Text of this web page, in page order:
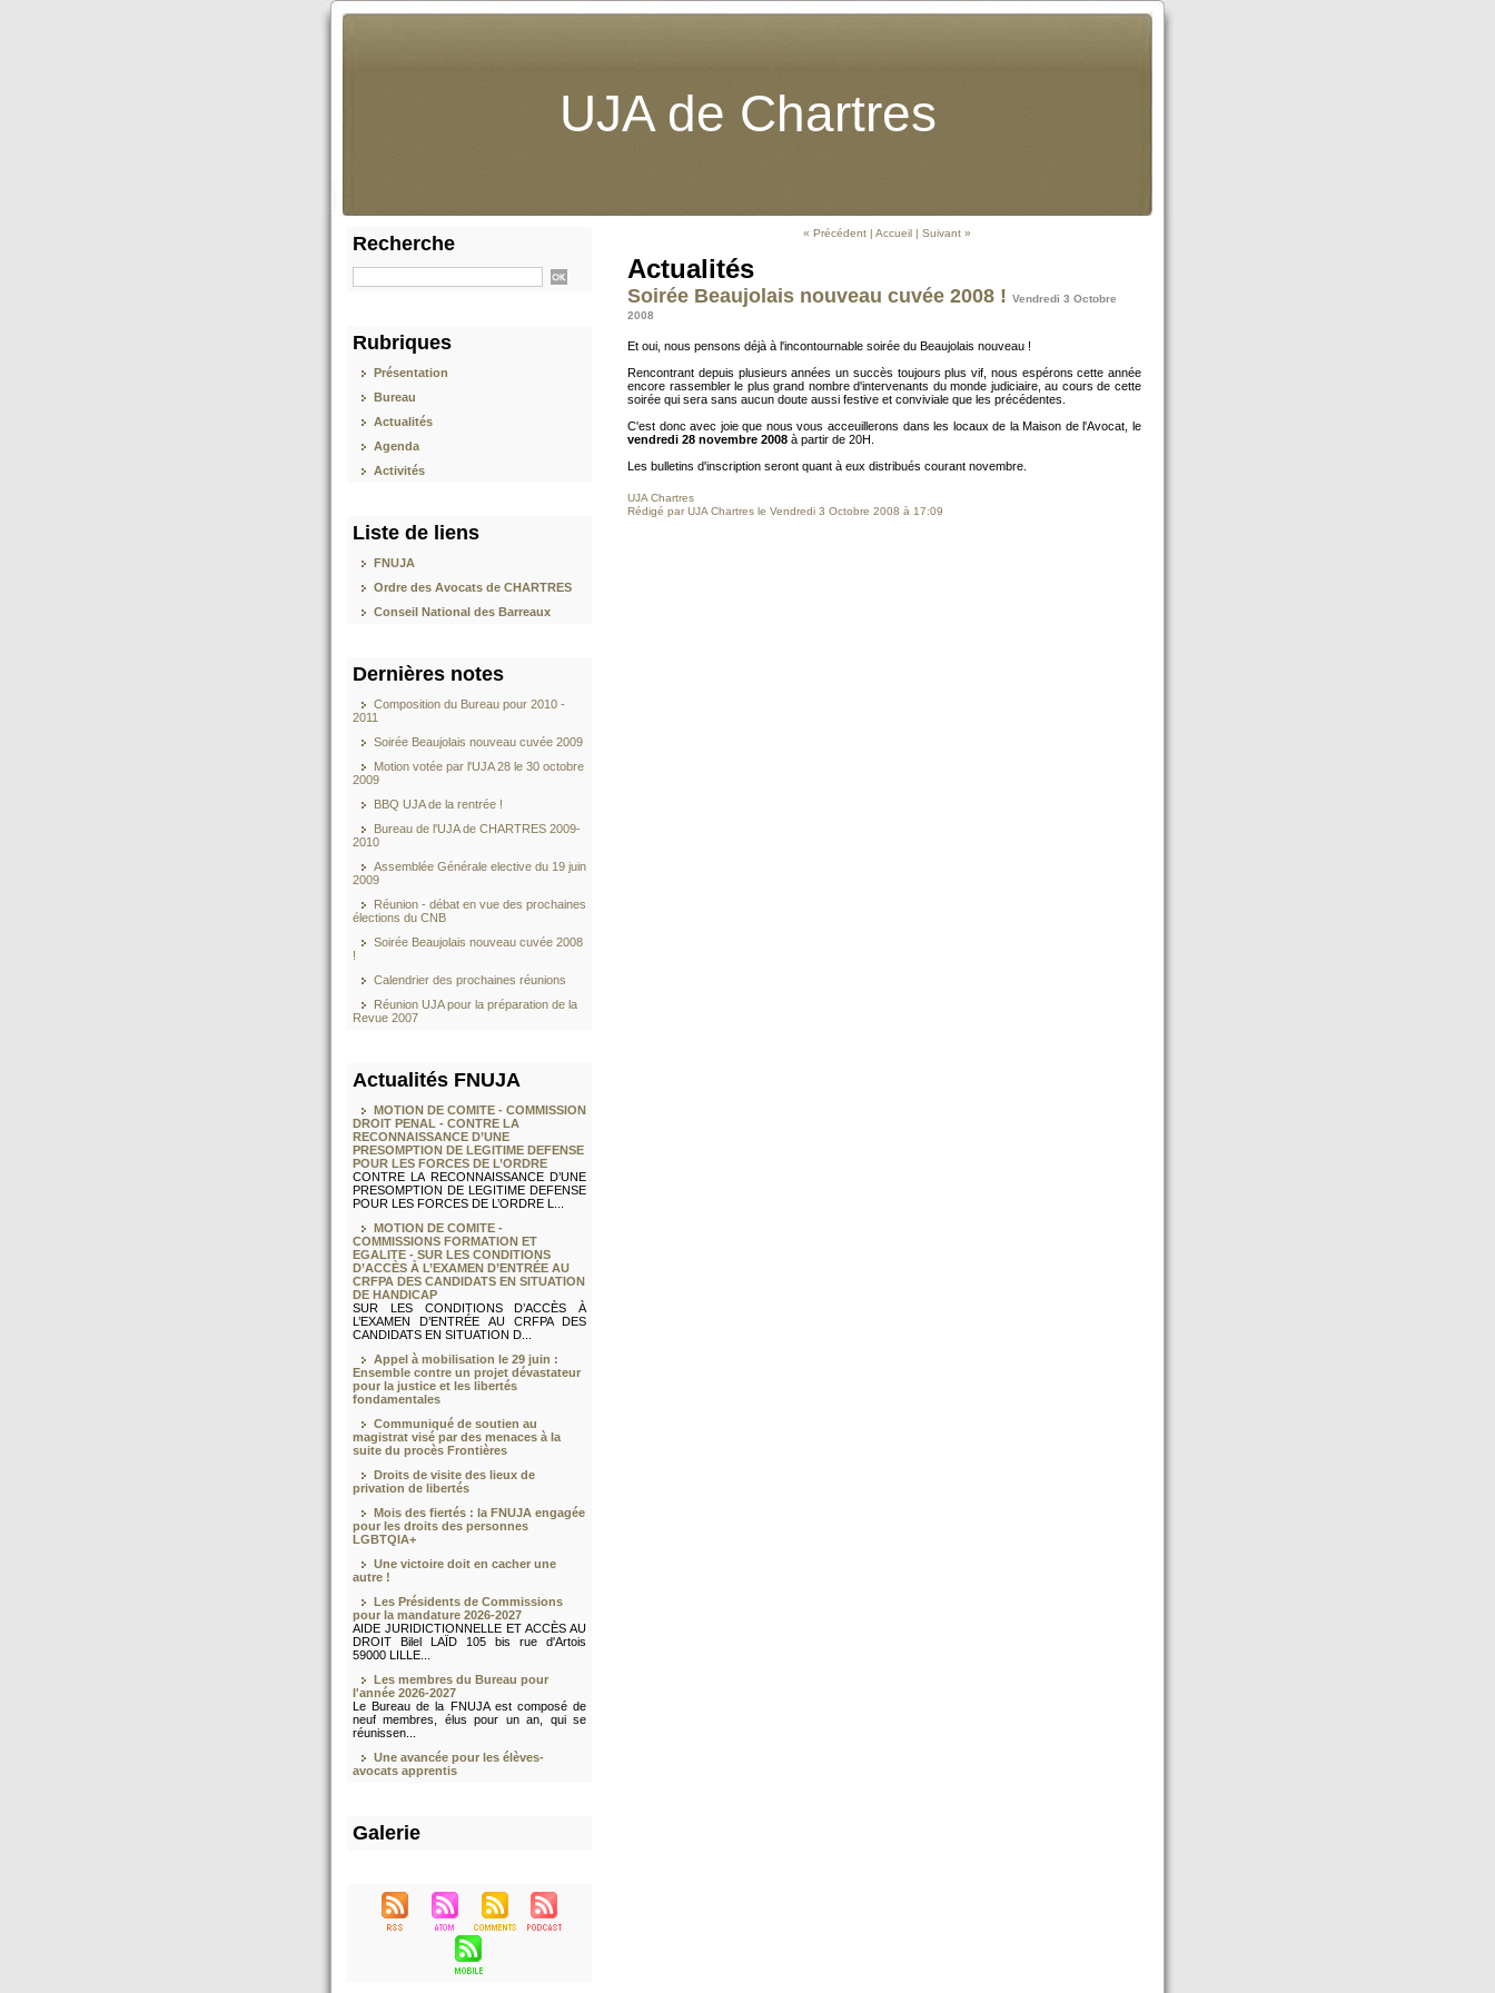
UJA de Chartres
Recherche
Rubriques
Présentation
Bureau
Actualités
Agenda
Activités
Liste de liens
FNUJA
Ordre des Avocats de CHARTRES
Conseil National des Barreaux
Dernières notes
Composition du Bureau pour 2010 -
2011
Soirée Beaujolais nouveau cuvée 2009
Motion votée par l'UJA 28 le 30 octobre
2009
BBQ UJA de la rentrée !
Bureau de l'UJA de CHARTRES 2009-
2010
Assemblée Générale elective du 19 juin
2009
Réunion - débat en vue des prochaines
élections du CNB
Soirée Beaujolais nouveau cuvée 2008
!
Calendrier des prochaines réunions
Réunion UJA pour la préparation de la
Revue 2007
Actualités FNUJA
MOTION DE COMITE - COMMISSION
DROIT PENAL - CONTRE LA
RECONNAISSANCE D’UNE
PRESOMPTION DE LEGITIME DEFENSE
POUR LES FORCES DE L’ORDRE
CONTRE LA RECONNAISSANCE D’UNE
PRESOMPTION DE LEGITIME DEFENSE
POUR LES FORCES DE L’ORDRE L...
MOTION DE COMITE -
COMMISSIONS FORMATION ET
EGALITE - SUR LES CONDITIONS
D’ACCÈS À L’EXAMEN D’ENTRÉE AU
CRFPA DES CANDIDATS EN SITUATION
DE HANDICAP
SUR LES CONDITIONS D’ACCÈS À
L’EXAMEN D’ENTRÉE AU CRFPA DES
CANDIDATS EN SITUATION D...
Appel à mobilisation le 29 juin :
Ensemble contre un projet dévastateur
pour la justice et les libertés
fondamentales
Communiqué de soutien au
magistrat visé par des menaces à la
suite du procès Frontières
Droits de visite des lieux de
privation de libertés
Mois des fiertés : la FNUJA engagée
pour les droits des personnes
LGBTQIA+
Une victoire doit en cacher une
autre !
Les Présidents de Commissions
pour la mandature 2026-2027
AIDE JURIDICTIONNELLE ET ACCÈS AU
DROIT Bilel LAÏD 105 bis rue d'Artois
59000 LILLE...
Les membres du Bureau pour
l'année 2026-2027
Le Bureau de la FNUJA est composé de
neuf membres, élus pour un an, qui se
réunissen...
Une avancée pour les élèves-
avocats apprentis
Galerie
« Précédent | Accueil | Suivant »
Actualités
Soirée Beaujolais nouveau cuvée 2008 ! Vendredi 3 Octobre
2008
Et oui, nous pensons déjà à l'incontournable soirée du Beaujolais nouveau !
Rencontrant depuis plusieurs années un succès toujours plus vif, nous espérons cette année
encore rassembler le plus grand nombre d'intervenants du monde judiciaire, au cours de cette
soirée qui sera sans aucun doute aussi festive et conviviale que les précédentes.
C'est donc avec joie que nous vous acceuillerons dans les locaux de la Maison de l'Avocat, le
vendredi 28 novembre 2008 à partir de 20H.
Les bulletins d'inscription seront quant à eux distribués courant novembre.
UJA Chartres
Rédigé par UJA Chartres le Vendredi 3 Octobre 2008 à 17:09